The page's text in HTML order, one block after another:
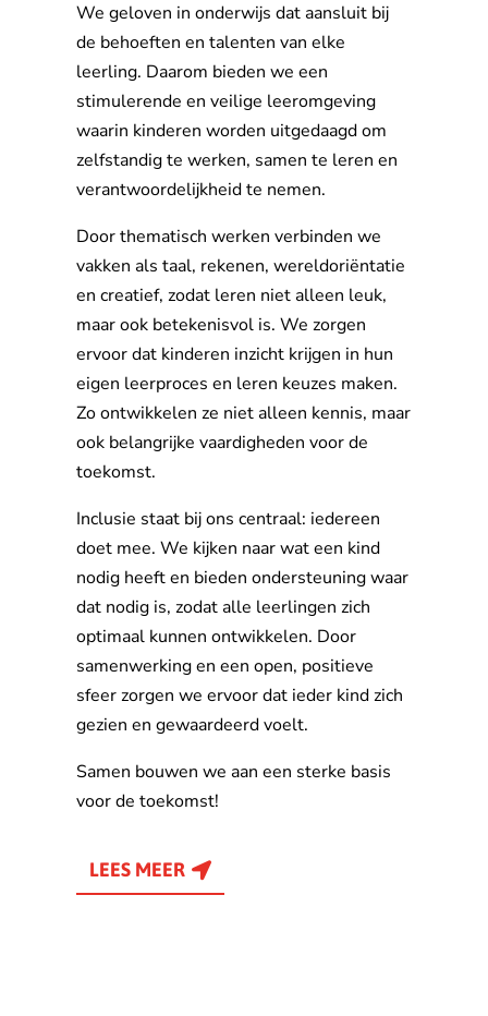
We geloven in onderwijs dat aansluit bij
de behoeften en talenten van elke
leerling. Daarom bieden we een
stimulerende en veilige leeromgeving
waarin kinderen worden uitgedaagd om
zelfstandig te werken, samen te leren en
verantwoordelijkheid te nemen.
Door thematisch werken verbinden we
vakken als taal, rekenen, wereldoriëntatie
en creatief, zodat leren niet alleen leuk,
maar ook betekenisvol is. We zorgen
ervoor dat kinderen inzicht krijgen in hun
eigen leerproces en leren keuzes maken.
Zo ontwikkelen ze niet alleen kennis, maar
ook belangrijke vaardigheden voor de
toekomst.
Inclusie staat bij ons centraal: iedereen
doet mee. We kijken naar wat een kind
nodig heeft en bieden ondersteuning waar
dat nodig is, zodat alle leerlingen zich
optimaal kunnen ontwikkelen. Door
samenwerking en een open, positieve
sfeer zorgen we ervoor dat ieder kind zich
gezien en gewaardeerd voelt.
Samen bouwen we aan een sterke basis
voor de toekomst!
LEES MEER